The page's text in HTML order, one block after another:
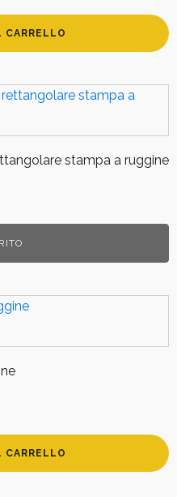
CARRELLO
stampa a ruggine
CARRELLO